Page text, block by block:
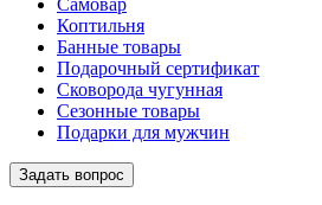
Самовар
Коптильня
Банные товары
Подарочный сертификат
Сковорода чугунная
Сезонные товары
Подарки для мужчин
Задать вопрос